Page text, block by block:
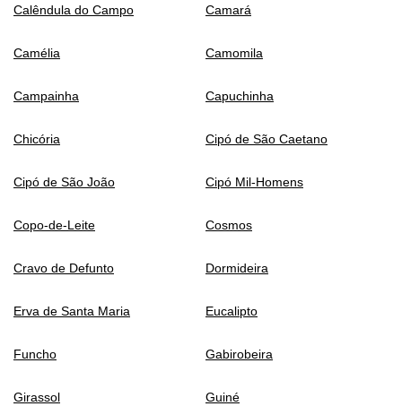
Calêndula do Campo Camará
Camélia Camomila
Campainha Capuchinha
Chicória Cipó de São Caetano
Cipó de São João Cipó Mil-Homens
Copo-de-Leite Cosmos
Cravo de Defunto Dormideira
Erva de Santa Maria Eucalipto
Funcho Gabirobeira
Girassol Guiné